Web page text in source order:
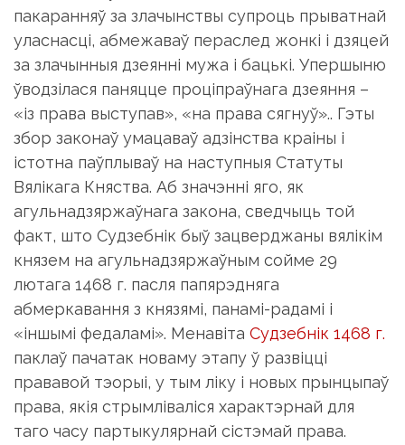
пакаранняў за злачынствы супроць прыватнай
уласнасці, абмежаваў пераслед жонкі і дзяцей
за злачынныя дзеянні мужа і бацькі. Упершыню
ўводзілася паняцце проціпраўнага дзеяння –
«із права выступав», «на права сягнуў».. Гэты
збор законаў умацаваў адзінства краіны і
істотна паўплываў на наступныя Статуты
Вялікага Княства. Аб значэнні яго, як
агульнадзяржаўнага закона, сведчыць той
факт, што Судзебнік быў зацверджаны вялікім
князем на агульнадзяржаўным сойме 29
лютага 1468 г. пасля папярэдняга
абмеркавання з князямі, панамі-радамі і
«іншымі федаламі». Менавіта Судзебнік 1468 г.
паклаў пачатак новаму этапу ў развіцці
прававой тэорыі, у тым ліку і новых прынцыпаў
права, якія стрымліваліся характэрнай для
таго часу партыкулярнай сістэмай права.